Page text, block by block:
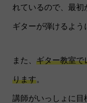
れているので、最初
ギターが弾けるよう
また、 ギター教室で
ります。
講師がいっしょに目